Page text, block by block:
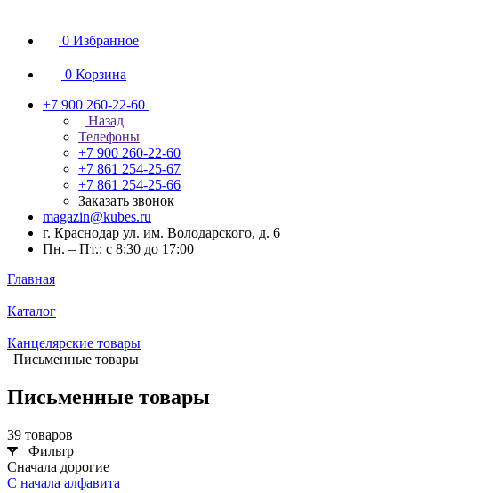
0 Избранное
0 Корзина
+7 900 260-22-60
Назад
Телефоны
+7 900 260-22-60
+7 861 254-25-67
+7 861 254-25-66
Заказать звонок
magazin@kubes.ru
г. Краснодар ул. им. Володарского, д. 6
Пн. – Пт.: с 8:30 до 17:00
Главная
Каталог
Канцелярские товары
Письменные товары
Письменные товары
39 товаров
Фильтр
Сначала дорогие
С начала алфавита